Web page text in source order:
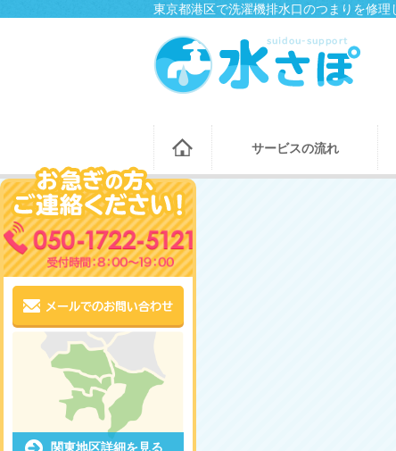
東京都港区で洗濯機排水口のつまりを修
サービスの流れ
関東地区詳細を見る